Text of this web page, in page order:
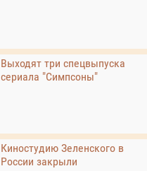
Выходят три спецвыпуска
сериала "Симпсоны"
Киностудию Зеленского в
России закрыли